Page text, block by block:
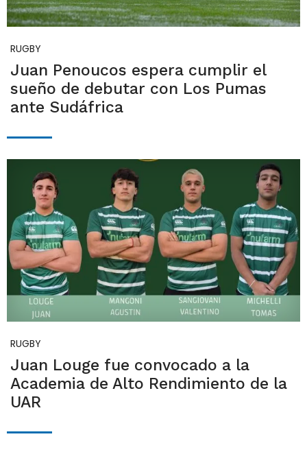
RUGBY
Juan Penoucos espera cumplir el
sueño de debutar con Los Pumas
ante Sudáfrica
RUGBY
Juan Louge fue convocado a la
Academia de Alto Rendimiento de la
UAR